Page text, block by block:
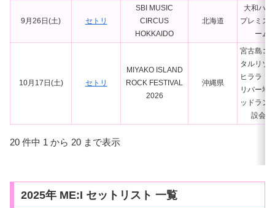
9月26日(土) セトリ
SBI MUSIC
CIRCUS
HOKKAIDO
北海道
大和ハウ
プレミス
ーム
10月17日(土) セトリ
MIYAKO ISLAND
ROCK FESTIVAL
2026
沖縄県
宮古島コ
タルリゾ
ヒララ
リバー地
ッドラン
設会場
20 件中 1 から 20 まで表示
2025年 ME:I セットリスト 一覧